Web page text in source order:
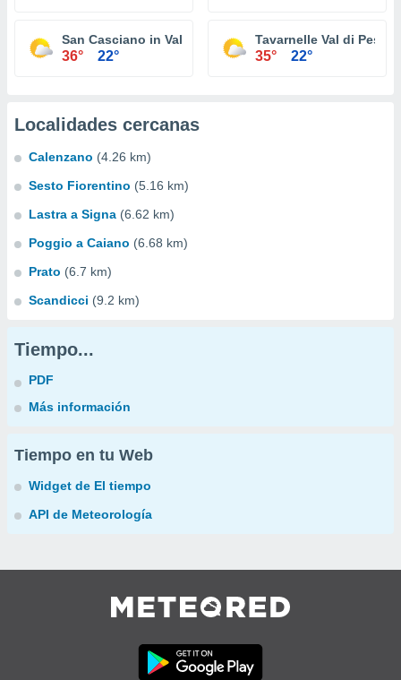
San Casciano in Val di Pesa
36° 22°
Tavarnelle Val di Pesa
35° 22°
Localidades cercanas
Calenzano (4.26 km)
Sesto Fiorentino (5.16 km)
Lastra a Signa (6.62 km)
Poggio a Caiano (6.68 km)
Prato (6.7 km)
Scandicci (9.2 km)
Tiempo...
PDF
Más información
Tiempo en tu Web
Widget de El tiempo
API de Meteorología